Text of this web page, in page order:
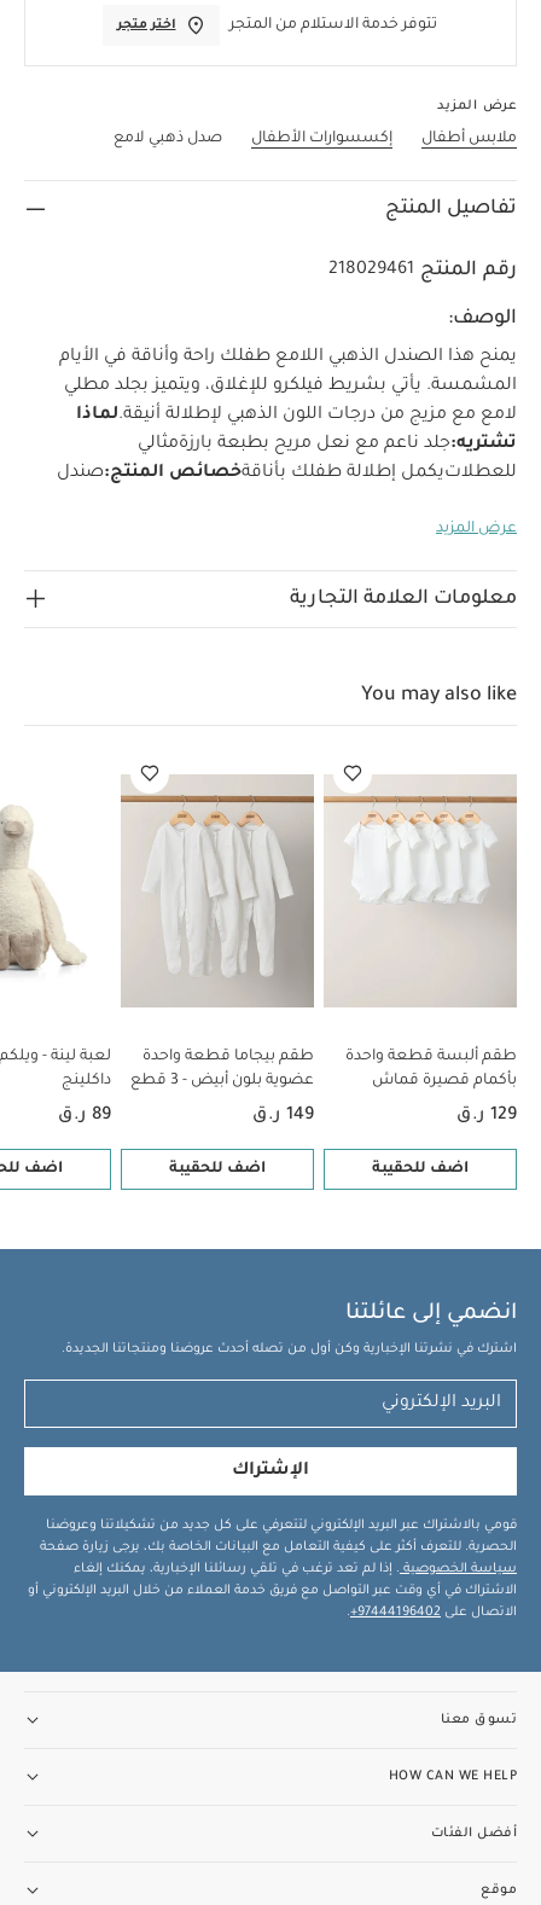
تتوفر خدمة الاستلام من المتجر اختر متجر
عرض المزيد
ملابس أطفال إكسسوارات الأطفال صدل ذهبي لامع
تفاصيل المنتج
رقم المنتج 218029461
الوصف:
يمنح هذا الصندل الذهبي اللامع طفلك راحة وأناقة في الأيام
المشمسة. يأتي بشريط فيلكرو للإغلاق، ويتميز بجلد مطلي
لامع مع مزيج من درجات اللون الذهبي لإطلالة أنيقة.لماذا
تشتريه:جلد ناعم مع نعل مريح بطبعة بارزةمثالي
للعطلاتيكمل إطلالة طفلك بأناقةخصائص المنتج:صندل
لامع ومزيج أنيق من درجات الذهبي. كما يوفر الجلد الناعم والنعل
إطلالة.الخامات: الخامة الخارجية: جلد
النار قد يعجبك أيضاً:
لعبة لينة - ويلكم تو ذا وورلد داكلينج
فرشاة تدليك لتهدئة
البشرة ديرما فريدا - قطعة واحدة حلمة سيليكون خالية من مادة
بيسفينول أ وغير سامة بتدفق سريع من بورن
عرض المزيد
معلومات العلامة التجارية
You may also like
طقم ألبسة قطعة واحدة
بأكمام قصيرة قماش
عضوي بلون أبيض - 5 قطع
129 ر.ق
اضف للحقيبة
طقم بيجاما قطعة واحدة
عضوية بلون أبيض - 3 قطع
149 ر.ق
اضف للحقيبة
لعبة لينة -
داكلينج
89 ر.ق
اضف
انضمي إلى عائلتنا
اشترك في نشرتنا الإخبارية وكن أول من تصله أحدث عروضنا ومنتجاتنا الجديدة.
الإشتراك
قومي بالاشتراك عبر البريد الإلكتروني لتتعرفي على كل جديد من تشكيلاتنا وعروضنا
الحصرية. للتعرف أكثر على كيفية التعامل مع البيانات الخاصة بك، يرجى زيارة صفحة
سياسة الخصوصية . إذا لم تعد ترغب في تلقي رسائلنا الإخبارية، يمكنك إلغاء
الاشتراك في أي وقت عبر التواصل مع فريق خدمة العملاء من خلال البريد الإلكتروني أو
الاتصال على 97444196402+
.
تسوق معنا
HOW CAN WE HELP
أفضل الفئات
موقع